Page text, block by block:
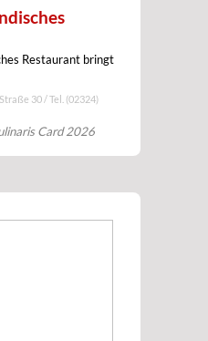
Restaurant bringt
30 / Tel. (02324)
Card 2026